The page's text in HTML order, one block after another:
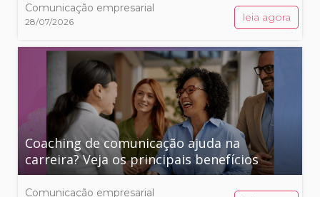
Comunicação empresarial
28/07/2026 leia agora
Coaching de comunicação ajuda na
carreira? Veja os principais benefícios
Comunicação empresarial